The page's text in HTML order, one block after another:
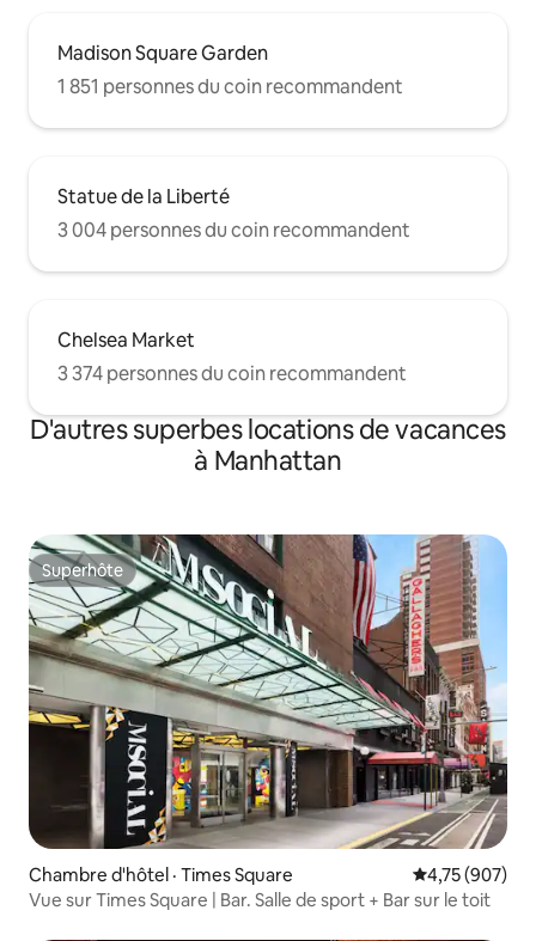
Madison Square Garden
1 851 personnes du coin recommandent
Statue de la Liberté
3 004 personnes du coin recommandent
Chelsea Market
3 374 personnes du coin recommandent
D'autres superbes locations de vacances
à Manhattan
Superhôte
Superhôte
Chambre d'hôtel · Times Square Note
4,75 (907)
Vue sur Times Square | Bar. Salle de sport + Bar sur le toit